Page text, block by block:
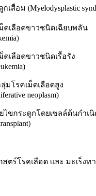
เสื่อม (Myelodysplastic
ม็ดเลือดขาวชนิดเฉียบพลัน
ม็ดเลือดขาวชนิดเรื้อรัง
ลุ่มโรคเม็ดเลือดสูง
neoplasm)
ไขกระดูกโดยเซลล์ต้นกําเนิ
สตร์โรคเลือด และ มะเร็งท